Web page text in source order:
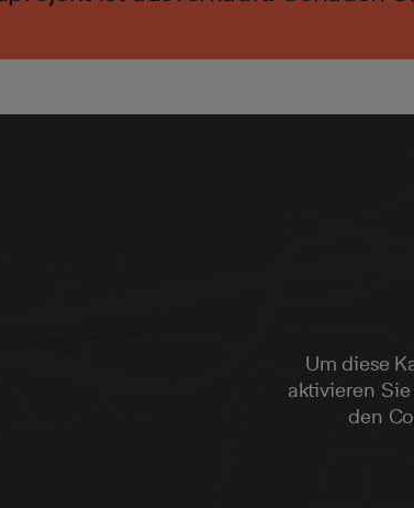
Um diese
aktivieren
den